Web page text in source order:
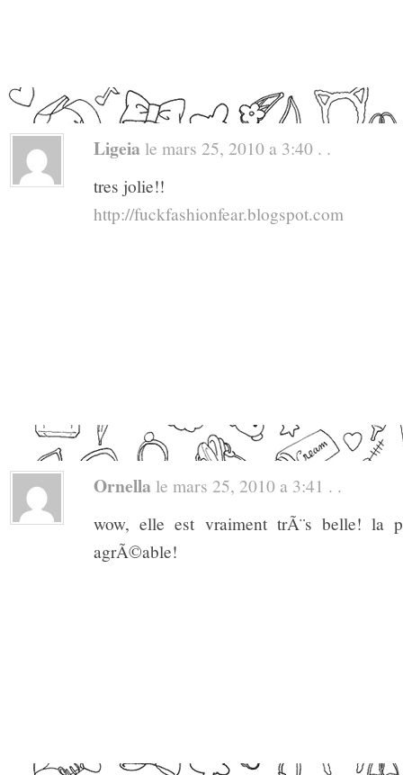
Ligeia le mars 25, 2010 a 3:40 . .
tres jolie!!
http://fuckfashionfear.blogspot.com
Ornella le mars 25, 2010 a 3:41 . .
wow, elle est vraiment trÃ¨s belle! la
agrÃ©able!